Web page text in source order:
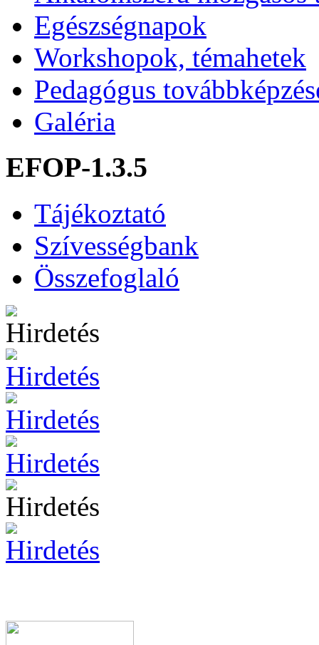
Egészségnapok
Workshopok, témahetek
Pedagógus
Galéria
EFOP-1.3.5
Tájékoztató
Szívességbank
Összefoglaló